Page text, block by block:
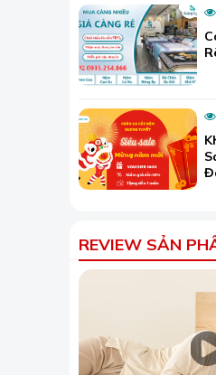
REVIEW SẢN